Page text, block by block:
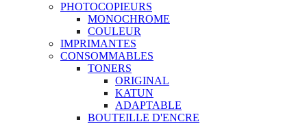
PHOTOCOPIEURS
MONOCHROME
COULEUR
IMPRIMANTES
CONSOMMABLES
TONERS
ORIGINAL
KATUN
ADAPTABLE
BOUTEILLE D'ENCRE